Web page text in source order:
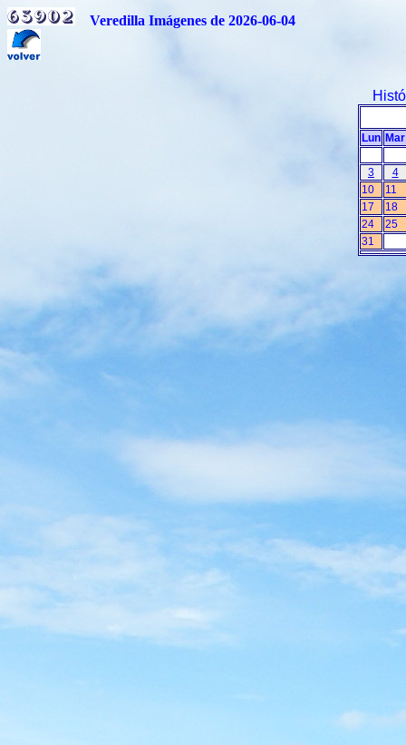
Veredilla Imágenes de 2026-06-04
Lun Mar
3
4
10
11
17
18
24
25
31